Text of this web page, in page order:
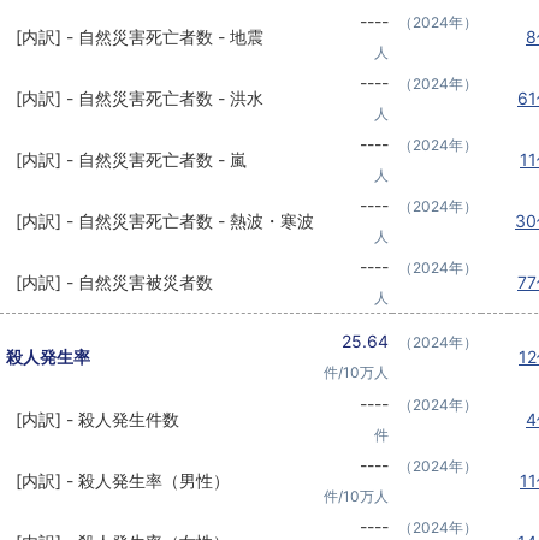
[内訳] - 自然災害死亡者数 - 地震
----
人
（2024年）
[内訳] - 自然災害死亡者数 - 洪水
----
人
（2024年）
[内訳] - 自然災害死亡者数 - 嵐
----
人
（2024年）
[内訳] - 自然災害死亡者数 - 熱波・寒波
----
人
（2024年）
[内訳] - 自然災害被災者数
----
人
（2024年）
殺人発生率
25.64
件/10万人
（2024年）
[内訳] - 殺人発生件数
----
件
（2024年）
4
[内訳] - 殺人発生率（男性）
----
件/10万人
（2024年）
---- （2024年）